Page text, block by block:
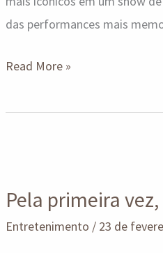
das performances mais
Read More »
Pela primeira
Entretenimento / 23 de
vez,
Grammy